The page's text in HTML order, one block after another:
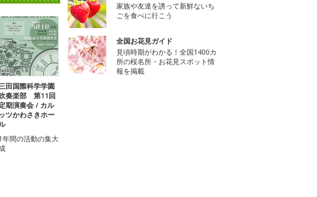
田国際科学学園
奏楽部 第11回
期演奏会 / カル
ッツかわさきホー
年間の活動の集大
家族や友達を誘って新鮮ないち
ごを食べに行こう
全国お花見ガイド
見頃時期がわかる！全国1400カ
所の桜名所・お花見スポット情
報を掲載